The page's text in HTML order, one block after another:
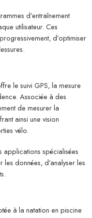
d’entraînement
utilisateur. Ces
d’optimiser
le suivi GPS, la mesure
Associée à des
de mesurer la
ainsi une vision
vélo.
applications spécialisées
données, d’analyser les
à la natation en piscine